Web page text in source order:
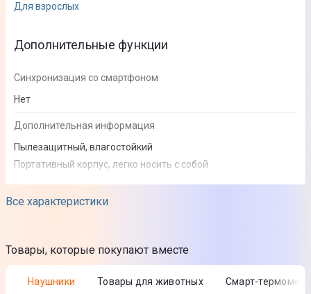
Все характеристики
Для взрослых
Дополнительные функции
Синхронизация со смартфоном
Нет
Дополнительная информация
Пылезащитный, влагостойкий
Портативный корпус, легко носить с собой
Совместимость: Электрическая зубная щетка Olean X
Питание
Источник питания
Товары, которые покупают вместе
Наушники Товары для животных Смарт-